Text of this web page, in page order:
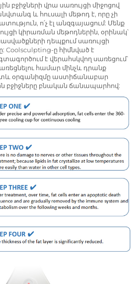
բջիջների վրա սառույցի միջոցով
և հուսալի մեթոդ է, որը չի
ո՛չ էլ անզգայացում: Մենք
կիրառման մեթոդներին, օրինակ՝
դեպքում սառույցի
Coolsculpting-ը հիմնված է
է վերահսկվող սառեցում՝
համար մինչև դրանք
օրգանիզմը աստիճանաբար
բջիջները բնական ճանապարհով: